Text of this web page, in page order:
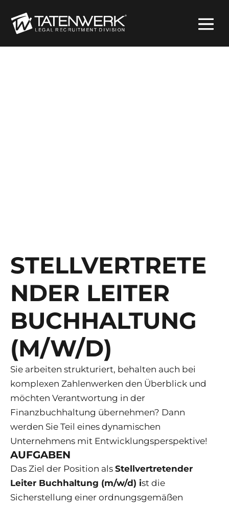
STELLVERTRETE
NDER LEITER
BUCHHALTUNG
(M/W/D)
Sie arbeiten strukturiert, behalten auch bei
komplexen Zahlenwerken den Überblick und
möchten Verantwortung in der
Finanzbuchhaltung übernehmen? Dann
werden Sie Teil eines dynamischen
Unternehmens mit Entwicklungsperspektive!
AUFGABEN
Das Ziel der Position als Stellvertretender
Leiter Buchhaltung (m/w/d) ist die
Sicherstellung einer ordnungsgemäßen